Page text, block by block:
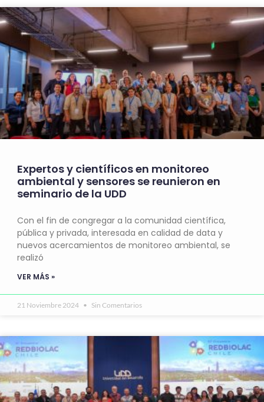
Expertos y científicos en monitoreo
ambiental y sensores se reunieron en
seminario de la UDD
Con el fin de congregar a la comunidad científica,
pública y privada, interesada en calidad de data y
nuevos acercamientos de monitoreo ambiental, se
realizó
VER MÁS »
21 Noviembre 2024 Sin Comentarios